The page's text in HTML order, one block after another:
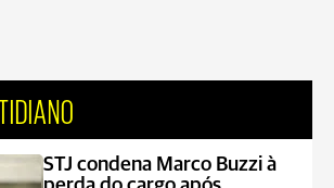
STJ condena Marco Buzzi à